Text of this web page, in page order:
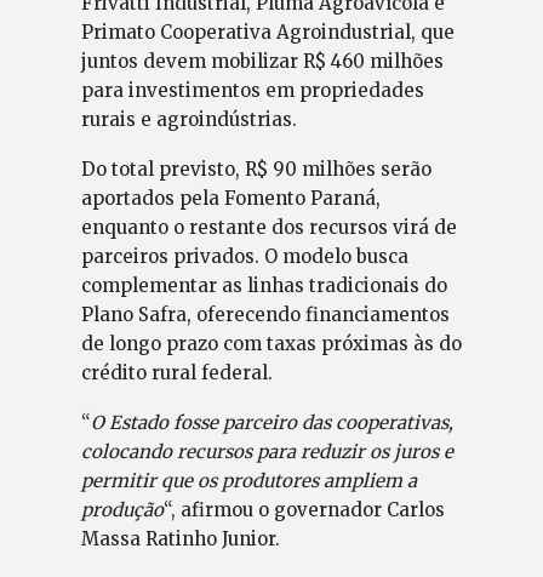
Primato Cooperativa Agroindustrial, que
juntos devem mobilizar R$ 460 milhões
para investimentos em propriedades
rurais e agroindústrias.
Do total previsto, R$ 90 milhões serão
aportados pela Fomento Paraná,
enquanto o restante dos recursos virá de
parceiros privados. O modelo busca
complementar as linhas tradicionais do
Plano Safra, oferecendo financiamentos
de longo prazo com taxas próximas às do
crédito rural federal.
“O Estado fosse parceiro das cooperativas,
colocando recursos para reduzir os juros e
permitir que os produtores ampliem a
produção“, afirmou o governador Carlos
Massa Ratinho Junior.